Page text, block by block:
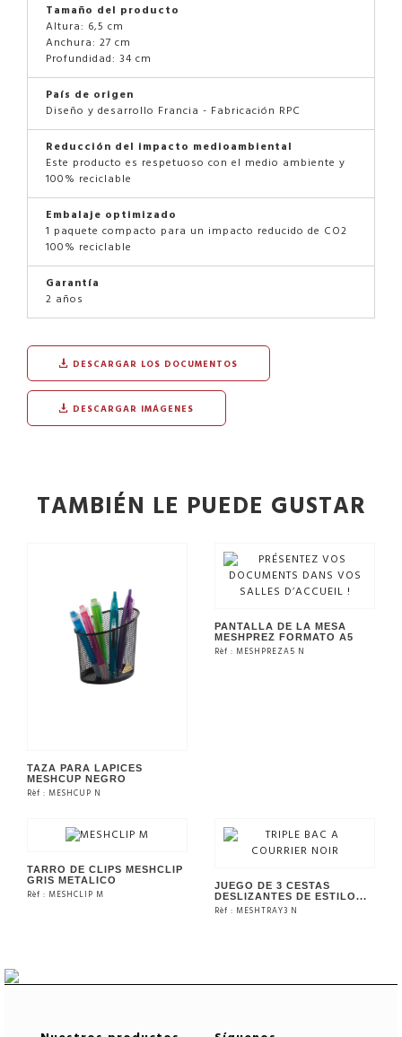
Tamaño del producto
Altura: 6,5 cm
Anchura: 27 cm
Profundidad: 34 cm
País de origen
Diseño y desarrollo Francia - Fabricación RPC
Reducción del impacto medioambiental
Este producto es respetuoso con el medio ambiente y
100% reciclable
Embalaje optimizado
1 paquete compacto para un impacto reducido de CO2
100% reciclable
Garantía
2 años
DESCARGAR LOS DOCUMENTOS
DESCARGAR IMÁGENES
TAMBIÉN LE PUEDE GUSTAR
TAZA PARA LAPICES
MESHCUP NEGRO
Rèf : MESHCUP N
PANTALLA DE LA MESA
MESHPREZ FORMATO A5
Rèf : MESHPREZA5 N
TARRO DE CLIPS MESHCLIP
GRIS METALICO
Rèf : MESHCLIP M
JUEGO DE 3 CESTAS
DESLIZANTES DE ESTILO...
Rèf : MESHTRAY3 N